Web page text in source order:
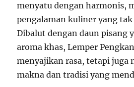
menyatu dengan harmonis,
pengalaman kuliner yang
Dibalut dengan daun pisang
aroma khas, Lemper
menyajikan rasa, tetapi juga
makna dan tradisi yang